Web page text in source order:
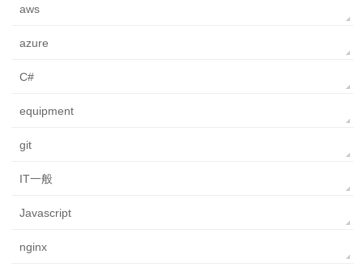
aws
azure
C#
equipment
git
IT一般
Javascript
nginx